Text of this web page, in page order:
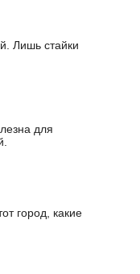
Лишь стайки
для
город, какие